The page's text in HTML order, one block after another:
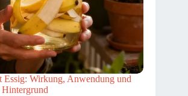
Essig: Wirkung, Anwendung und
Hintergrund